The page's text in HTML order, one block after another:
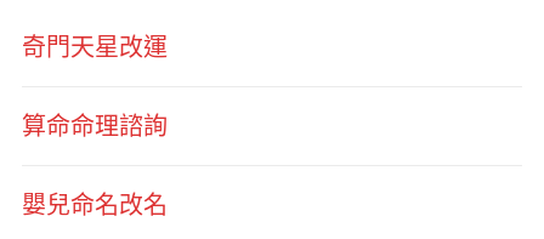
奇門天星改運
算命命理諮詢
嬰兒命名改名